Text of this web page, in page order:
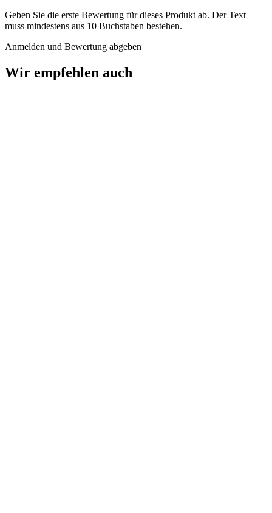
Geben Sie die erste Bewertung für dieses Produkt ab. Der Text
muss mindestens aus 10 Buchstaben bestehen.
Anmelden und Bewertung abgeben
Wir empfehlen auch